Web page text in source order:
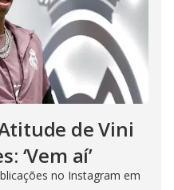
de Vini
‘Vem aí’
no Instagram em